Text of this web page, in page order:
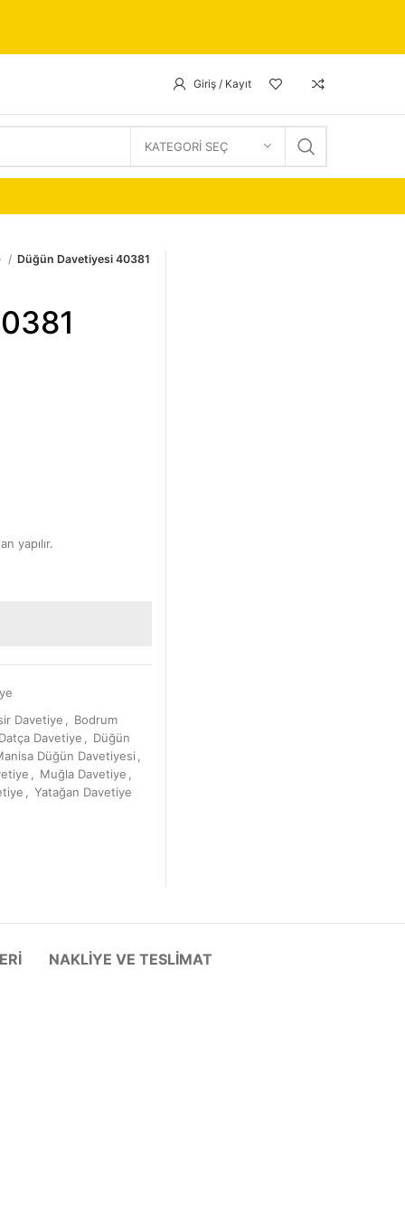
Giriş / Kayıt
KATEGORI SEÇ
Düğün Davetiyesi 40381
yapılır.
Davetiye
Bodrum
Datça Davetiye
Düğün
Düğün Davetiyesi
Muğla Davetiye
Yatağan Davetiye
NAKLIYE VE TESLIMAT